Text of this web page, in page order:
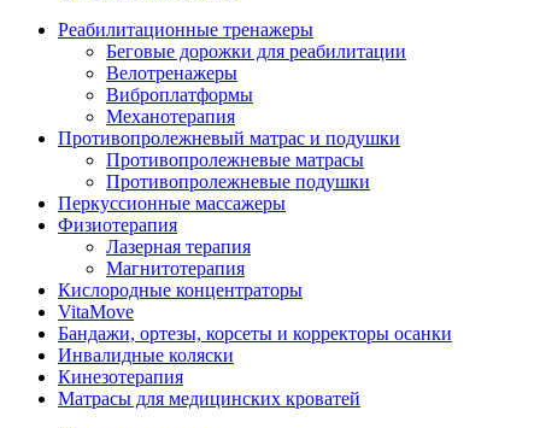
Реабилитационные тренажеры
Беговые дорожки для реабилитации
Велотренажеры
Виброплатформы
Механотерапия
Противопролежневый матрас и подушки
Противопролежневые матрасы
Противопролежневые подушки
Перкуссионные массажеры
Физиотерапия
Лазерная терапия
Магнитотерапия
Кислородные концентраторы
VitaMove
Бандажи, ортезы, корсеты и корректоры осанки
Инвалидные коляски
Кинезотерапия
Матрасы для медицинских кроватей